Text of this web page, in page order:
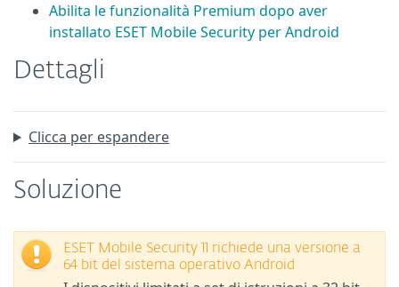
Abilita le funzionalità Premium dopo aver
installato ESET Mobile Security per Android
Dettagli
Clicca per espandere
Soluzione
ESET Mobile Security 11 richiede una versione a
64 bit del sistema operativo Android